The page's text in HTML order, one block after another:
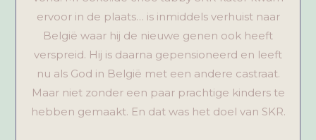
ervoor in de plaats… is inmiddels verhuist naar
België waar hij de nieuwe genen ook heeft
verspreid. Hij is daarna gepensioneerd en leeft
nu als God in België met een andere castraat.
Maar niet zonder een paar prachtige kinders te
hebben gemaakt. En dat was het doel van SKR.